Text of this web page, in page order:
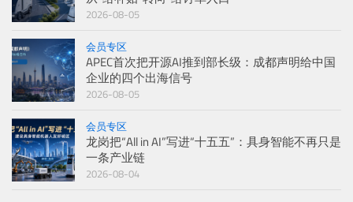
2026-08-05
会员专区
APEC首次把开源AI推到部长级：成都声明给中国
企业的四个出海信号
2026-08-05
会员专区
龙岗把“All in AI”写进“十五五”：具身智能不再只是
一条产业链
2026-08-04